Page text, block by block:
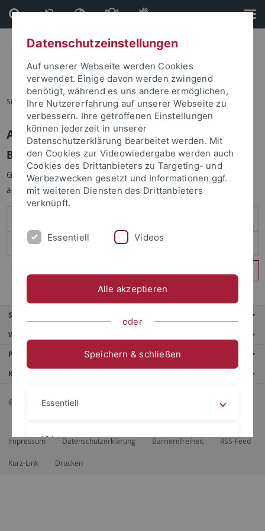
Direkt
zum
Inhalt
Direkt
zur
Fußleiste
Sie sind hier: Startseite
Anmelden
Benutzeranmeldung
Geben Sie Ihren Benutzernamen und Ihr Passwort an um sich
anzumelden:
Service
Weitere Angebote
Portale
Kontaktinfo
© 2026 Eberhard Karls Universität Tübingen, Tübingen
Impressum Datenschutzerklärung Barrierefreiheit RSS-Feed
Kurz-Link Drucken
Datenschutzeinstellungen
Auf unserer Webseite werden Cookies
verwendet. Einige davon werden zwingend
benötigt, während es uns andere ermöglichen,
Ihre Nutzererfahrung auf unserer Webseite zu
verbessern. Ihre getroffenen Einstellungen
können jederzeit in unserer
Datenschutzerklärung bearbeitet werden. Mit
den Cookies zur Videowiedergabe werden auch
Cookies des Drittanbieters zu Targeting- und
Werbezwecken gesetzt und Informationen ggf.
mit weiteren Diensten des Drittanbieters
verknüpft.
Essentiell Videos
Alle akzeptieren
oder
Speichern & schließen
Essentiell
Videos